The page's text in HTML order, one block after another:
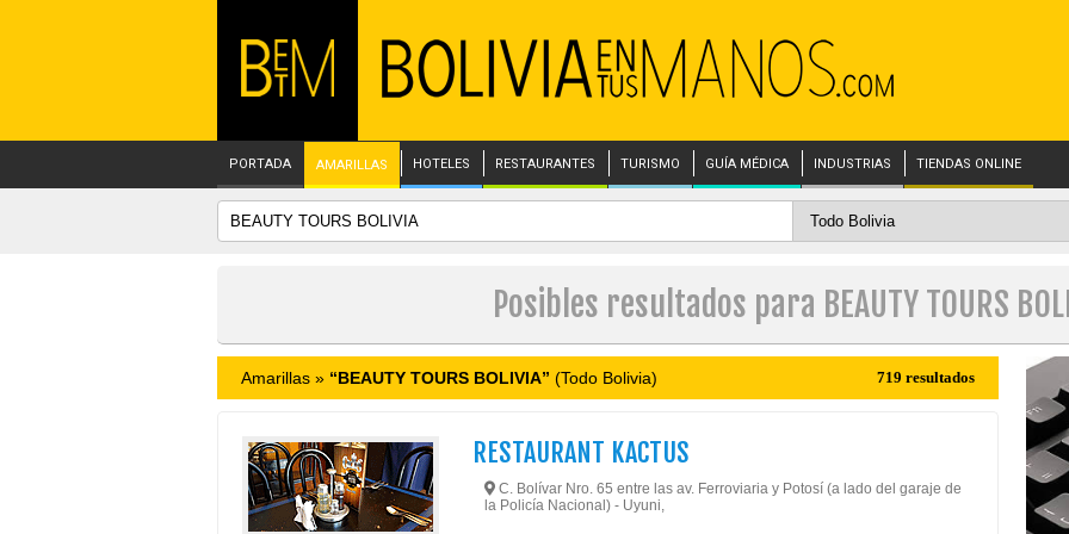
PORTADA AMARILLAS HOTELES RESTAURANTES TURISMO GUÍA MÉDICA INDUSTRIAS TIENDAS ONLINE
Posibles resultados para BEAUTY TOURS
Amarillas » “BEAUTY TOURS BOLIVIA” (Todo Bolivia) 719 resultados
RESTAURANT KACTUS
C. Bolívar Nro. 65 entre las av. Ferroviaria y Potosí (a lado del garaje de
la Policía Nacional) - Uyuni,